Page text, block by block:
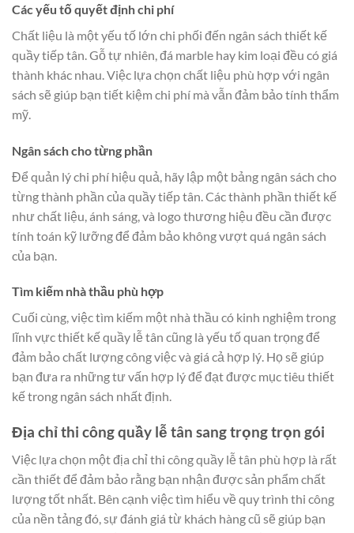
Các yếu tố quyết định chi phí
Chất liệu là một yếu tố lớn chi phối đến ngân sách thiết kế
quầy tiếp tân. Gỗ tự nhiên, đá marble hay kim loại đều có giá
thành khác nhau. Việc lựa chọn chất liệu phù hợp với ngân
sách sẽ giúp bạn tiết kiệm chi phí mà vẫn đảm bảo tính thẩm
mỹ.
Ngân sách cho từng phần
Để quản lý chi phí hiệu quả, hãy lập một bảng ngân sách cho
từng thành phần của quầy tiếp tân. Các thành phần thiết kế
như chất liệu, ánh sáng, và logo thương hiệu đều cần được
tính toán kỹ lưỡng để đảm bảo không vượt quá ngân sách
của bạn.
Tìm kiếm nhà thầu phù hợp
Cuối cùng, việc tìm kiếm một nhà thầu có kinh nghiệm trong
lĩnh vực thiết kế quầy lễ tân cũng là yếu tố quan trọng để
đảm bảo chất lượng công việc và giá cả hợp lý. Họ sẽ giúp
bạn đưa ra những tư vấn hợp lý để đạt được mục tiêu thiết
kế trong ngân sách nhất định.
Địa chỉ thi công quầy lễ tân sang trọng trọn gói
Việc lựa chọn một địa chỉ thi công quầy lễ tân phù hợp là rất
cần thiết để đảm bảo rằng bạn nhận được sản phẩm chất
lượng tốt nhất. Bên cạnh việc tìm hiểu về quy trình thi công
của nền tảng đó, sự đánh giá từ khách hàng cũ sẽ giúp bạn